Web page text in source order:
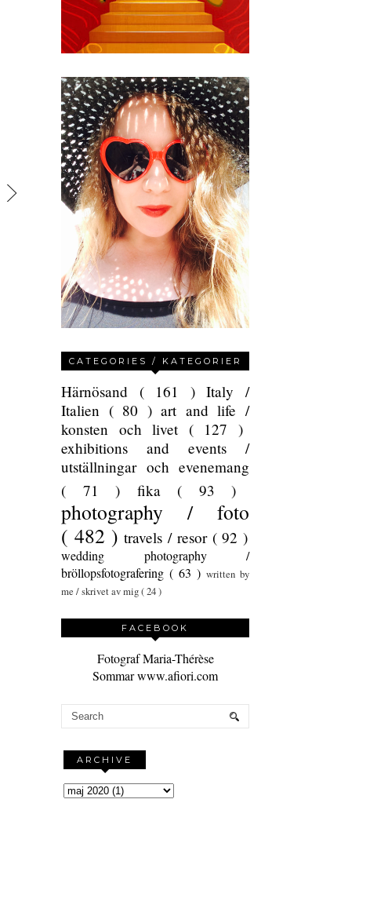
CATEGORIES / KATEGORIER
Härnösand ( 161 )Italy /
Italien ( 80 )art and life /
konsten och livet ( 127 )
exhibitions and events /
utställningar och evenemang
( 71 ) fika ( 93 )
photography / foto
( 482 )travels / resor ( 92 )
wedding photography /
bröllopsfotografering ( 63 ) written by
me / skrivet av mig( 24 )
FACEBOOK
Fotograf Maria-Thérèse
Sommar www.afiori.com
ARCHIVE